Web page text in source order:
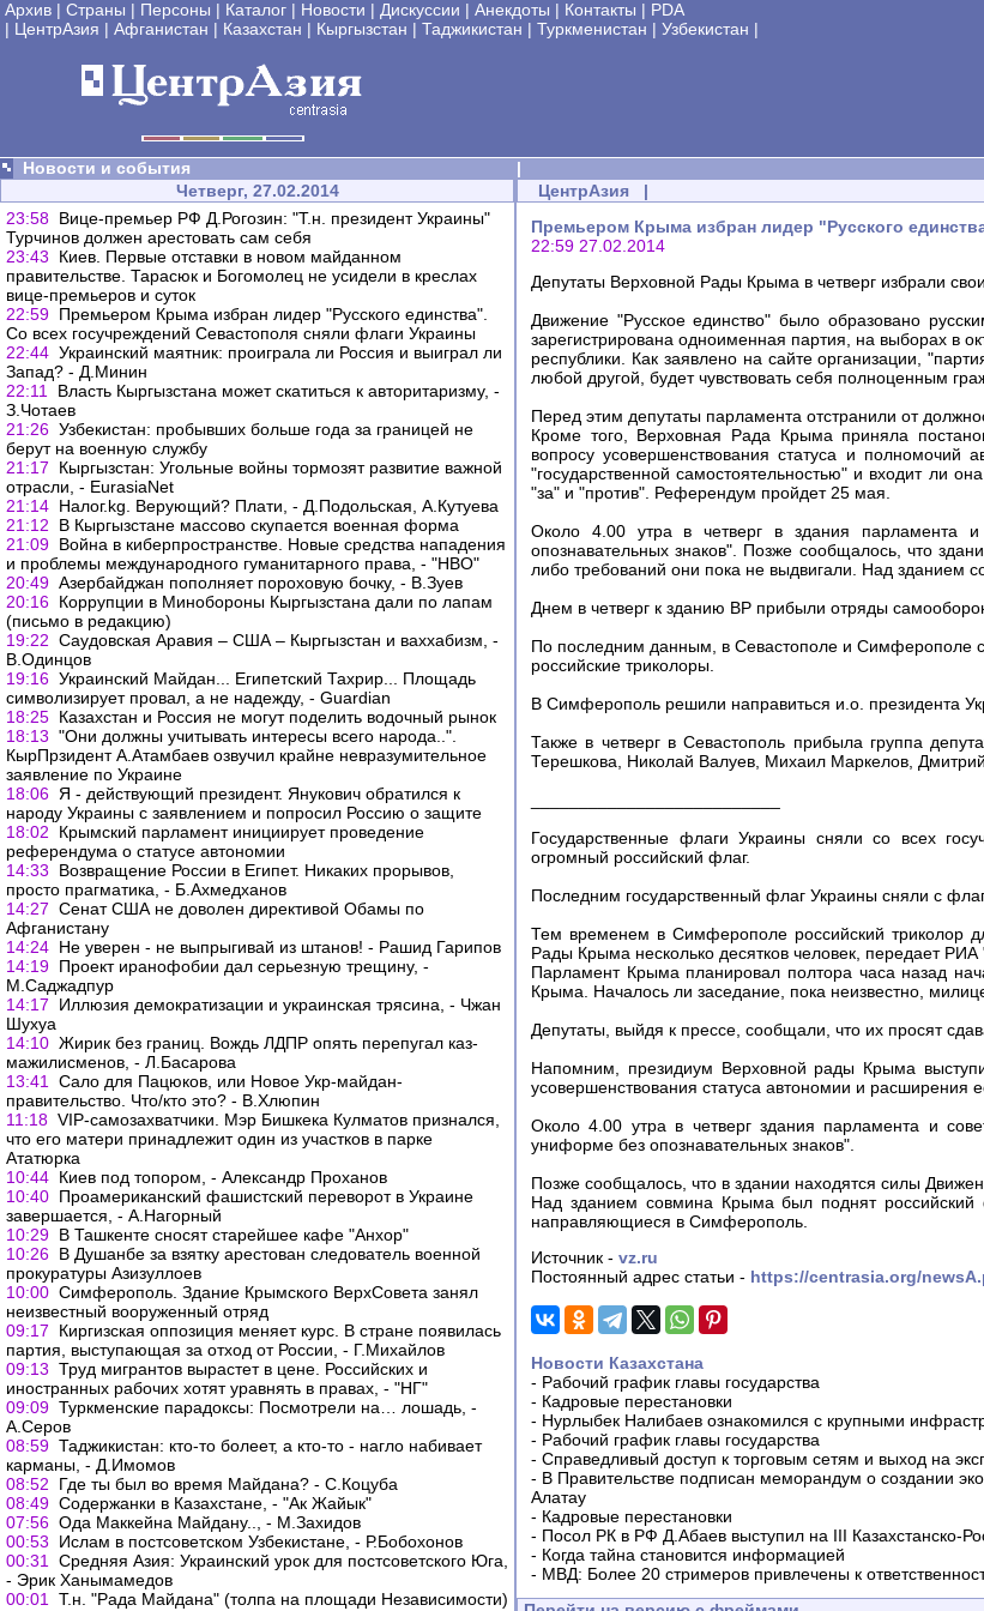
Архив | Страны | Персоны | Каталог | Новости | Дискуссии | Анекдоты | Контакты | PDA
| ЦентрАзия | Афганистан | Казахстан | Кыргызстан | Таджикистан | Туркменистан | Узбекистан |
Новости и события
|
Четверг, 27.02.2014
23:58 Вице-премьер РФ Д.Рогозин: "Т.н. президент Украины"
Турчинов должен арестовать сам себя
23:43
Киев. Первые отставки в новом майданном
правительстве. Тарасюк и Богомолец не усидели в креслах
вице-премьеров и суток
22:59 Премьером Крыма избран лидер "Русского единства".
Со всех госучреждений Севастополя сняли флаги Украины
22:44 Украинский маятник: проиграла ли Россия и выиграл ли
Запад? - Д.Минин
22:11
Власть Кыргызстана может скатиться к авторитаризму, -
З.Чотаев
21:26 Узбекистан: пробывших больше года за границей не
берут на военную службу
21:17
Кыргызстан: Угольные войны тормозят развитие важной
отрасли, - EurasiaNet
21:14 Налог.kg. Верующий? Плати, - Д.Подольская, А.Кутуева
21:12
В Кыргызстане массово скупается военная форма
21:09 Война в киберпространстве. Новые средства нападения
и проблемы международного гуманитарного права, - "НВО"
20:49 Азербайджан пополняет пороховую бочку, - В.Зуев
20:16 Коррупции в Минобороны Кыргызстана дали по лапам
(письмо в редакцию)
19:22 Саудовская Аравия – США – Кыргызстан и ваххабизм, -
В.Одинцов
19:16 Украинский Майдан... Египетский Тахрир... Площадь
символизирует провал, а не надежду, - Guardian
18:25 Казахстан и Россия не могут поделить водочный рынок
18:13 "Они должны учитывать интересы всего народа..".
КырПрзидент А.Атамбаев озвучил крайне невразумительное
заявление по Украине
18:06 Я - действующий президент. Янукович обратился к
народу Украины с заявлением и попросил Россию о защите
18:02
Крымский парламент инициирует проведение
референдума о статусе автономии
14:33
Возвращение России в Египет. Никаких прорывов,
просто прагматика, - Б.Ахмедханов
14:27 Сенат США не доволен директивой Обамы по
Афганистану
14:24 Не уверен - не выпрыгивай из штанов! - Рашид Гарипов
14:19 Проект иранофобии дал серьезную трещину, -
М.Саджадпур
14:17
Иллюзия демократизации и украинская трясина, - Чжан
Шухуа
14:10 Жирик без границ. Вождь ЛДПР опять перепугал каз-
мажилисменов, - Л.Басарова
13:41
Сало для Пацюков, или Новое Укр-майдан-
правительство. Что/кто это? - В.Хлюпин
11:18 VIP-самозахватчики. Мэр Бишкека Кулматов признался,
что его матери принадлежит один из участков в парке
Ататюрка
10:44 Киев под топором, - Александр Проханов
10:40 Проамериканский фашистский переворот в Украине
завершается, - А.Нагорный
10:29 В Ташкенте сносят старейшее кафе "Анхор"
10:26 В Душанбе за взятку арестован следователь военной
прокуратуры Азизуллоев
10:00 Симферополь. Здание Крымского ВерхСовета занял
неизвестный вооруженный отряд
09:17
Киргизская оппозиция меняет курс. В стране появилась
партия, выступающая за отход от России, - Г.Михайлов
09:13 Труд мигрантов вырастет в цене. Российских и
иностранных рабочих хотят уравнять в правах, - "НГ"
09:09 Туркменские парадоксы: Посмотрели на… лошадь, -
А.Серов
08:59 Таджикистан: кто-то болеет, а кто-то - нагло набивает
карманы, - Д.Имомов
08:52
Где ты был во время Майдана? - С.Коцуба
08:49 Содержанки в Казахстане, - "Ак Жайык"
07:56 Ода Маккейна Майдану.., - М.Захидов
00:53
Ислам в постсоветском Узбекистане, - Р.Бобохонов
00:31
Средняя Азия: Украинский урок для постсоветского Юга,
- Эрик Ханымамедов
00:01
Т.н. "Рада Майдана" (толпа на площади Независимости)
ЦентрАзия |
Премьером Крыма избран лидер "Русского
22:59 27.02.2014
Депутаты Верховной Рады Крыма в четверг избрали
Движение "Русское единство" было образовано
зарегистрирована одноименная партия, на выборах в
республики. Как заявлено на сайте организации,
любой другой, будет чувствовать себя полноценным
Перед этим депутаты парламента отстранили от
Кроме того, Верховная Рада Крыма приняла
вопросу усовершенствования статуса и
"государственной самостоятельностью" и входит ли
"за" и "против". Референдум пройдет 25 мая.
Около 4.00 утра в четверг в здания парламента
опознавательных знаков". Позже сообщалось, что
либо требований они пока не выдвигали. Над зданием
Днем в четверг к зданию ВР прибыли отряды
По последним данным, в Севастополе и Симферополе
российские триколоры.
В Симферополь решили направиться и.о. президента
Также в четверг в Севастополь прибыла группа
Терешкова, Николай Валуев, Михаил Маркелов,
Государственные флаги Украины сняли со всех
огромный российский флаг.
Последним государственный флаг Украины сняли с
Тем временем в Симферополе российский триколор
Рады Крыма несколько десятков человек, передает РИА
Парламент Крыма планировал полтора часа назад
Крыма. Началось ли заседание, пока неизвестно,
Депутаты, выйдя к прессе, сообщали, что их просят
Напомним, президиум Верховной рады Крыма
усовершенствования статуса автономии и
Около 4.00 утра в четверг здания парламента и
униформе без опознавательных знаков".
Позже сообщалось, что в здании находятся силы
Над зданием совмина Крыма был поднят
направляющиеся в Симферополь.
Источник - vz.ru
Постоянный адрес статьи - https://centrasia.org/
Новости Казахстана
- Рабочий график главы государства
- Кадровые перестановки
- Нурлыбек Налибаев ознакомился с крупными
- Рабочий график главы государства
- Справедливый доступ к торговым сетям и выход на
- В Правительстве подписан меморандум о создании
Алатау
- Кадровые перестановки
- Посол РК в РФ Д.Абаев выступил на III Казахстанско-
- Когда тайна становится информацией
- МВД: Более 20 стримеров привлечены к